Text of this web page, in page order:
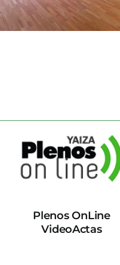
Plenos OnLine
VideoActas